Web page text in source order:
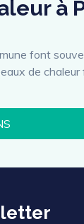
à
font
de